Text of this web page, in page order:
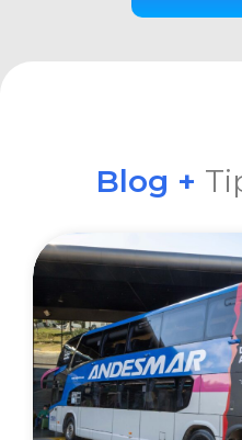
Blog +